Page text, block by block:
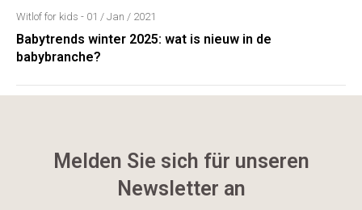
Witlof for kids - 01 / Jan / 2021
Babytrends winter 2025: wat is nieuw in de
babybranche?
Melden Sie sich für unseren
Newsletter an